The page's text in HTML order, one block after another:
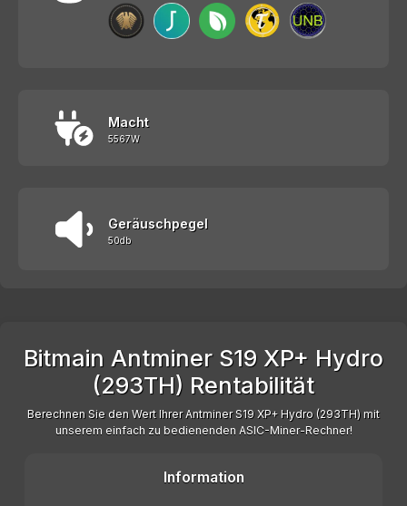
Macht
5567W
Geräuschpegel
50db
Bitmain Antminer S19 XP+ Hydro
(293TH) Rentabilität
Berechnen Sie den Wert Ihrer Antminer S19 XP+ Hydro (293TH) mit
unserem einfach zu bedienenden ASIC-Miner-Rechner!
Information